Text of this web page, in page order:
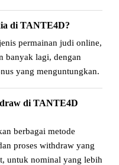
di TANTE4D?
permainan judi online,
banyak lagi, dengan
yang menguntungkan.
di TANTE4D
berbagai metode
proses withdraw yang
untuk nominal yang lebih